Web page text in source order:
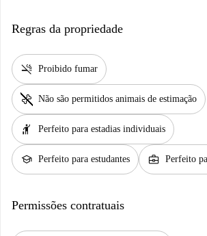
Regras da propriedade
smoke_free Proibido fumar
pet_supplies Não são permitidos animais de estimação
hail Perfeito para estadias individuais
school Perfeito para estudantes business_center Perfeito
Permissões contratuais